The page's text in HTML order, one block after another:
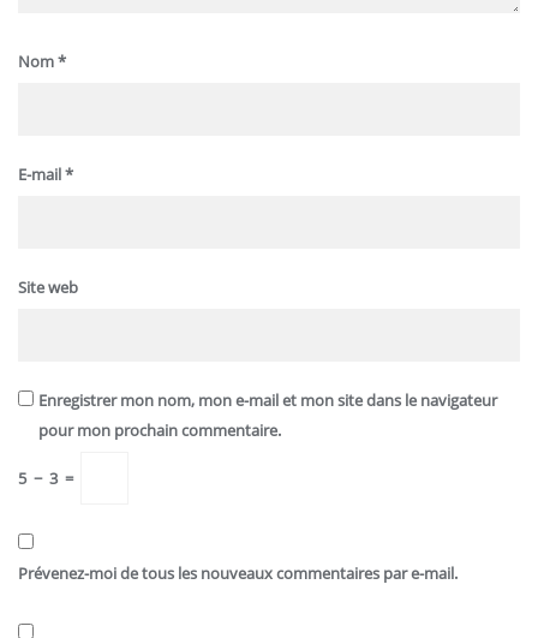
Nom*
E-mail*
Site web
Enregistrer mon nom, mon e-mail et mon site dans le navigateur
pour mon prochain commentaire.
5 − 3 =
Prévenez-moi de tous les nouveaux commentaires par e-mail.